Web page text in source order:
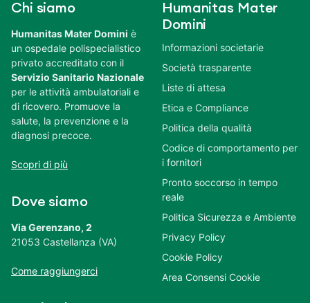
Chi siamo
Humanitas Mater Domini è
un ospedale polispecialistico
privato accreditato con il
Servizio Sanitario Nazionale
per le attività ambulatoriali e
di ricovero. Promuove la
salute, la prevenzione e la
diagnosi precoce.
Scopri di più
Dove siamo
Via Gerenzano, 2
21053 Castellanza (VA)
Come raggiungerci
Humanitas Mater
Domini
Informazioni societarie
Società trasparente
Liste di attesa
Etica e Compliance
Politica della qualità
Codice di comportamento per
i fornitori
Pronto soccorso in tempo
reale
Politica Sicurezza e Ambiente
Privacy Policy
Cookie Policy
Area Consensi Cookie